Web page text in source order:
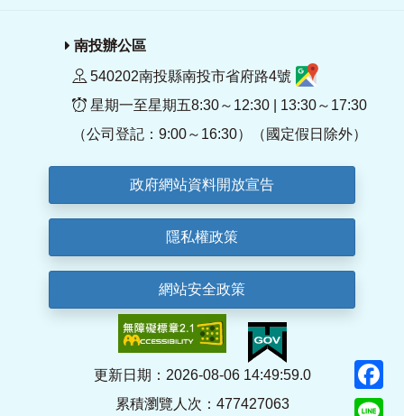
南投辦公區
540202南投縣南投市省府路4號
星期一至星期五8:30～12:30 | 13:30～17:30
（公司登記：9:00～16:30）（國定假日除外）
政府網站資料開放宣告
隱私權政策
網站安全政策
更新日期：2026-08-06 14:49:59.0
累積瀏覽人次：477427063